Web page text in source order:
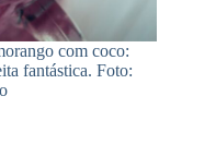
com coco:
fantástica. Foto: